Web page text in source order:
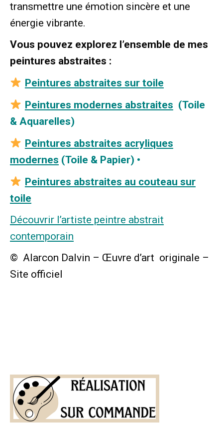
transmettre une émotion sincère et une
énergie vibrante.
Vous pouvez explorez l’ensemble de mes
peintures abstraites :
Peintures abstraites sur toile
Peintures modernes abstraites (Toile
& Aquarelles)
Peintures abstraites acryliques
modernes (Toile & Papier) •
Peintures abstraites au couteau sur
toile
Découvrir l’artiste peintre abstrait
contemporain
© Alarcon Dalvin – Œuvre d’art originale –
Site officiel